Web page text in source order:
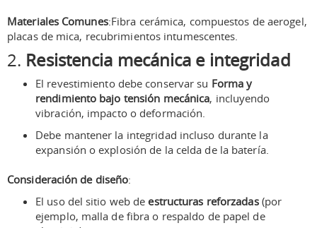
Materiales Comunes:Fibra cerámica, compuestos de aerogel,
placas de mica, recubrimientos intumescentes.
2. Resistencia mecánica e integridad
El revestimiento debe conservar su Forma y
rendimiento bajo tensión mecánica, incluyendo
vibración, impacto o deformación.
Debe mantener la integridad incluso durante la
expansión o explosión de la celda de la batería.
Consideración de diseño:
El uso del sitio web deestructuras reforzadas(por
ejemplo, malla de fibra o respaldo de papel de